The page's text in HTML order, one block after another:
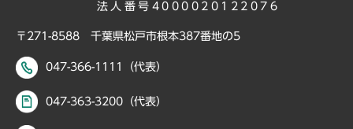
法人番号4000020122076
〒271-8588 千葉県松戸市根本387番地の5
047-366-1111（代表）
047-363-3200（代表）